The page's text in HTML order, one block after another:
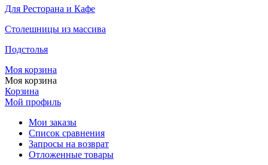
Для Ресторана и Кафе
Столешницы из массива
Подстолья
Моя корзина
Моя корзина
Корзина
Мой профиль
Мои заказы
Список сравнения
Запросы на возврат
Отложенные товары